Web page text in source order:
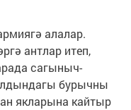
алалар.
антлар итеп,
сагыныч-
бурычны
якларына кайтыр